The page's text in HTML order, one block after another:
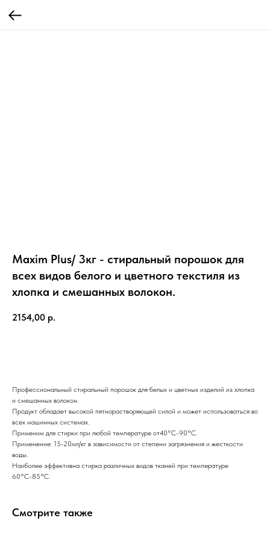
Maxim Plus/ 3кг - стиральный порошок для
всех видов белого и цветного текстиля из
хлопка и смешанных волокон.
2154,00 р.
Профессиональный стиральный порошок для белых и цветных изделий из хлопка
и смешанных волокон.
Продукт обладает высокой пятнорастворяющей силой и может использоваться во
всех машинных системах.
Применим для стирки при любой температуре от40°С-90°С.
Применение: 15-20мл/кг в зависимости от степени загрязнения и жесткости
воды.
Наиболее эффективна стирка различных видов тканей при температуре
60°С-85°С.
Смотрите также